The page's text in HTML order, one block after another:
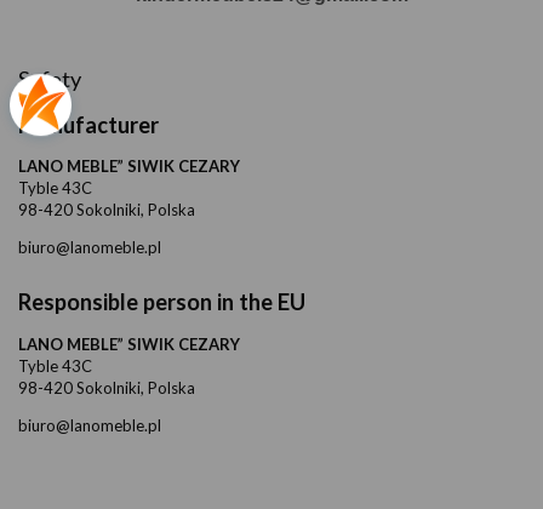
Safety
Manufacturer
LANO MEBLE” SIWIK CEZARY
Tyble 43C
98-420 Sokolniki, Polska
biuro@lanomeble.pl
Responsible person in the EU
LANO MEBLE” SIWIK CEZARY
Tyble 43C
98-420 Sokolniki, Polska
biuro@lanomeble.pl